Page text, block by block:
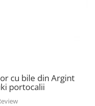
cu bile din Argint
portocalii